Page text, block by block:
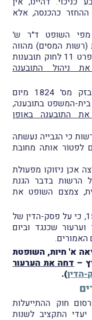
ההחזר כהכנסה, אלא
השופט ד"ר ש'
(רשות המסים) מהווה
לכאורה גבייה שלא כדין בהתאם לפרט 11 לחוק תובענות
ניהול התובענה
בהמשך לכך, דיווחנו במסגרת מבזק מס' 1824 מיום
של בית-המשפט בתובענה,
התובענה באופן
כי הגבייה נעשתה
לפטוֹר אותה מחובת
אכן ניזוקו מפעולת
הרשות בדבר הגנת
צמצם השופט את
במבזק מס' 1824 מיום 15.12.2019, כי על פסק-הדין של
שכנגד וביום
א' חיות, השופטת
– דחה את הערעור
הדין).
על פרסום חוק ההתייעלות
התקציב לשנות